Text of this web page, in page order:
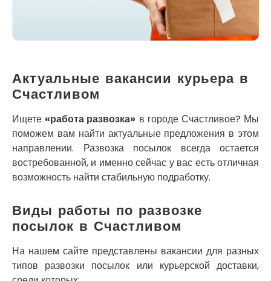
Актуальные вакансии курьера в
Счастливом
Ищете «работа развозка» в городе Счастливое? Мы
поможем вам найти актуальные предложения в этом
направлении. Развозка посылок всегда остается
востребованной, и именно сейчас у вас есть отличная
возможность найти стабильную подработку.
Виды работы по развозке
посылок в Счастливом
На нашем сайте представлены вакансии для разных
типов развозки посылок или курьерской доставки,
Кролевец
Крыховцы
Крюковщина
Крыжановка
Ладыжин
Лесники
Лиманка
Лозовая
Лубны
Луцк
Львов
Малин
Миргород
Авангард